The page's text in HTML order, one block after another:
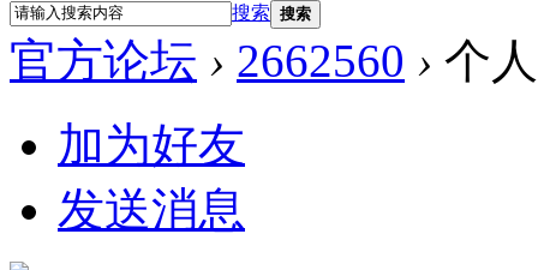
搜索 搜索
官方论坛 › 2662560 › 个
加为好友
发送消息